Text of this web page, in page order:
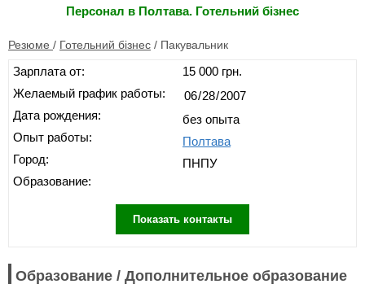
Персонал в Полтава. Готельний бізнес
Резюме / Готельний бізнес / Пакувальник
Зарплата от:
Желаемый график работы:
Дата рождения:
Опыт работы:
Город:
Образование:
15 000 грн.
без опыта
Полтава
ПНПУ
Показать контакты
Образование / Дополнительное образование